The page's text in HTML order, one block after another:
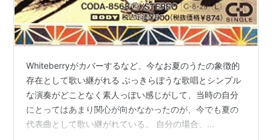
Whiteberryがカバーするなど、今なお夏のうたの象徴的
存在として歌い継がれる ぶっきらぼうな歌唱とシンプル
な演奏がどことなく素人っぽい感じがして、当時の自分
にとってはあまり関心が向かなかったのが、今でも夏の
代表曲として歌い継がれている。 自分の場合、